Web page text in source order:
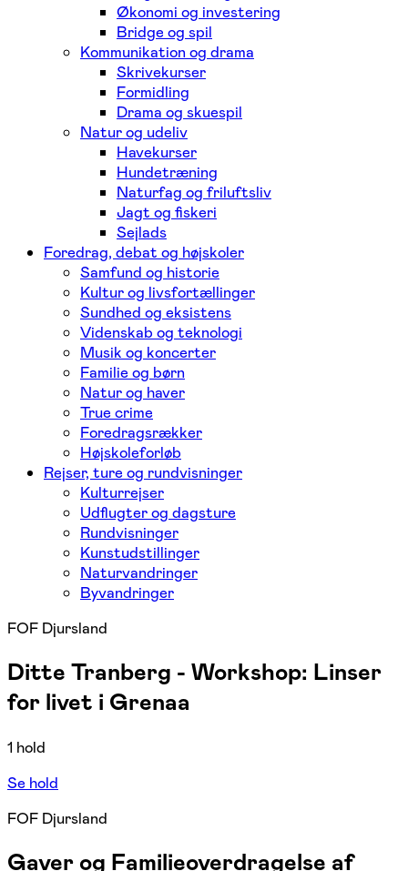
Økonomi og investering
Bridge og spil
Kommunikation og drama
Skrivekurser
Formidling
Drama og skuespil
Natur og udeliv
Havekurser
Hundetræning
Naturfag og friluftsliv
Jagt og fiskeri
Sejlads
Foredrag, debat og højskoler
Samfund og historie
Kultur og livsfortællinger
Sundhed og eksistens
Videnskab og teknologi
Musik og koncerter
Familie og børn
Natur og haver
True crime
Foredragsrækker
Højskoleforløb
Rejser, ture og rundvisninger
Kulturrejser
Udflugter og dagsture
Rundvisninger
Kunstudstillinger
Naturvandringer
Byvandringer
FOF Djursland
Ditte Tranberg - Workshop: Linser
for livet i Grenaa
1 hold
Se hold
FOF Djursland
Gaver og Familieoverdragelse af